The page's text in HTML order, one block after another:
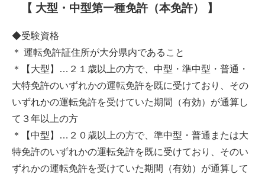
【 大型・中型第一種免許（本免許） 】
◆受験資格
＊ 運転免許証住所が大分県内であること
＊【大型】…２１歳以上の方で、中型・準中型・普通・
大特免許のいずれかの運転免許を既に受けており、その
いずれかの運転免許を受けていた期間（有効）が通算し
て３年以上の方
＊【中型】…２０歳以上の方で、準中型・普通または大
特免許のいずれかの運転免許を既に受けており、そのい
ずれかの運転免許を受けていた期間（有効）が通算して